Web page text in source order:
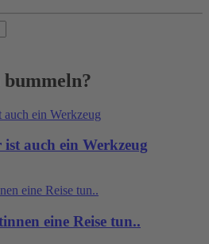
auch ein Werkzeug
eine Reise tun..